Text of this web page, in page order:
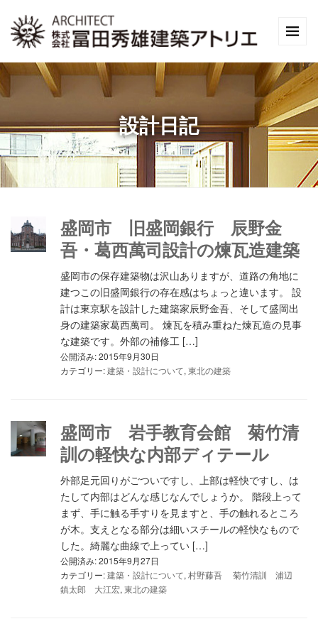
設計日記
盛岡市 旧盛岡銀行 辰野金
吾・葛西萬司設計の煉瓦造建築
盛岡市の保存建築物は沢山ありますが、道路の角地に
建つこの旧盛岡銀行の存在感はちょっと違います。 設
計は東京駅を設計した建築家辰野金吾、そして盛岡出
身の建築家葛西萬司。 煉瓦を積み重ねた煉瓦造の見事
な建築です。外部の補修工 […]
公開済み: 2015年9月30日
カテゴリー:建築・設計について, 東北の建築
盛岡市 岩手教育会館 菊竹清
訓の軽快な内部ディテール
外部足元回りがごついですし、上部は軽快ですし、は
たして内部はどんな感じなんでしょうか。 階段上って
まず、手に触る手すりを見ますと、手の触れるところ
が木。支えとなる部分は細いスチールの軽快なもので
した。綺麗な曲線で上ってい […]
公開済み: 2015年9月27日
カテゴリー:建築・設計について, 村野藤吾 菊竹清訓 浦辺
鎮太郎 大江宏, 東北の建築